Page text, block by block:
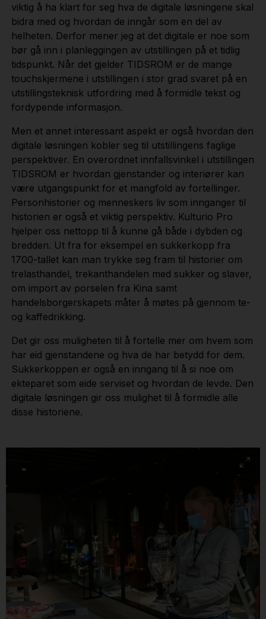
viktig å ha klart for seg hva de digitale løsningene skal
bidra med og hvordan de inngår som en del av
helheten. Derfor mener jeg at det digitale er noe som
bør gå inn i planleggingen av utstillingen på et tidlig
tidspunkt. Når det gjelder TIDSROM er de mange
touchskjermene i utstillingen i stor grad svaret på en
utstillingsteknisk utfordring med å formidle tekst og
fordypende informasjon.
Men et annet interessant aspekt er også hvordan den
digitale løsningen kobler seg til utstillingens faglige
perspektiver. En overordnet innfallsvinkel i utstillingen
TIDSROM er hvordan gjenstander og interiører kan
være utgangspunkt for et mangfold av fortellinger.
Personhistorier og menneskers liv som innganger til
historien er også et viktig perspektiv. Kulturio Pro
hjelper oss nettopp til å kunne gå både i dybden og
bredden. Ut fra for eksempel en sukkerkopp fra
1700-tallet kan man trykke seg fram til historier om
trelasthandel, trekanthandelen med sukker og slaver,
om import av porselen fra Kina samt
handelsborgerskapets måter å møtes på gjennom te-
og kaffedrikking.
Det gir oss muligheten til å fortelle mer om hvem som
har eid gjenstandene og hva de har betydd for dem.
Sukkerkoppen er også en inngang til å si noe om
ekteparet som eide serviset og hvordan de levde. Den
digitale løsningen gir oss mulighet til å formidle alle
disse historiene.